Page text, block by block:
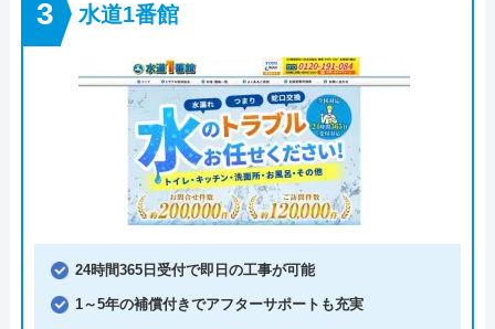
水道1番館
24時間365日受付で即日の工事が可能
1～5年の補償付きでアフターサポートも充実